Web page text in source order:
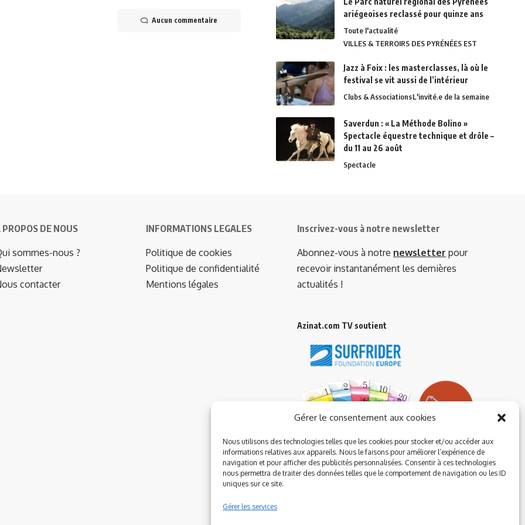
Gérer le consentement aux cookies
Nous utilisons des technologies telles que les cookies pour stocker et/ou accéder aux
informations relatives aux appareils. Nous le faisons pour améliorer l’expérience de
navigation et pour afficher des publicités personnalisées. Consentir à ces technologies
nous permettra de traiter des données telles que le comportement de navigation ou les ID
uniques sur ce site.
Gérer les services
Aucun commentaire
ariégeoises reclassé pour quinze ans
Toute l'actualité
VILLES & TERROIRS DES PYRÉNÉES EST
Jazz à Foix : les masterclasses, là où le
festival se vit aussi de l’intérieur
Clubs & AssociationsL'invité.e de la semaine
Saverdun : « La Méthode Bolino »
Spectacle équestre technique et drôle –
du 11 au 26 août
Spectacle
PROPOS DE NOUS
sommes-nous ?
contacter
INFORMATIONS LEGALES
Politique de cookies
Politique de confidentialité
Mentions légales
Inscrivez-vous à notre newsletter
Abonnez-vous à notre newsletter pour
recevoir instantanément les dernières
actualités !
Azinat.com TV soutient